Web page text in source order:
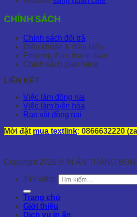
CHÍNH SÁCH
Chính sách đổi trả
Điều khoản & điều kiện
Phương thức thanh toán
Chính sách giao hàng
LIÊN KẾT
Việc làm đồng nai
Việc làm biên hòa
Rao vặt đồng nai
Mời đặt mua textlink: 0866632220
Copyright 2026 © IN ẤN TRẢNG
Tìm kiếm:
Trang chủ
Giới thiệu
Dịch vụ in ấn